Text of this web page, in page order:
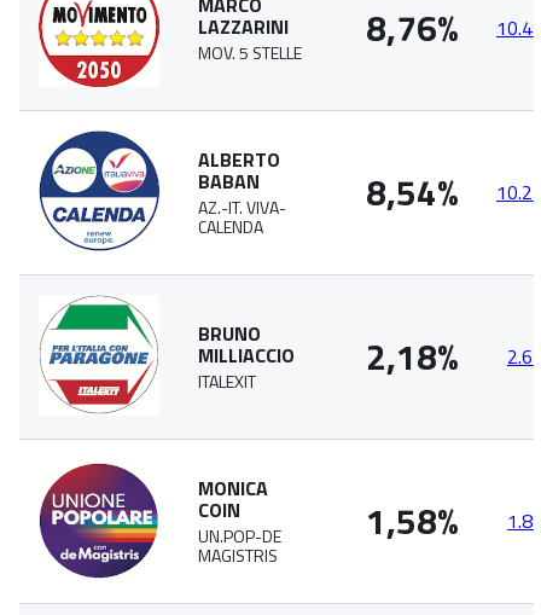
LAZZARINI
MOV. 5 STELLE 8,76%
ALBERTO
BABAN
AZ.-IT. VIVA-
CALENDA
8,54%
BRUNO
MILLIACCIO
ITALEXIT 2,18%
MONICA
COIN
UN.POP-DE
MAGISTRIS
1,58%